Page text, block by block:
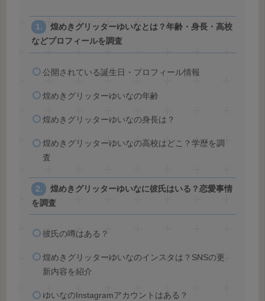
煌めきグリッターゆいなとは？年齢・身長・高校
などプロフィールを調査
公開されている誕生日・プロフィール情報
煌めきグリッターゆいなの年齢
煌めきグリッターゆいなの身長は？
煌めきグリッターゆいなの高校はどこ？学歴を調
査
煌めきグリッターゆいなに彼氏はいる？恋愛事情
を調査
彼氏の噂はある？
煌めきグリッターゆいなのインスタは？SNSの更
新内容を紹介
ゆいなのInstagramアカウントはある？